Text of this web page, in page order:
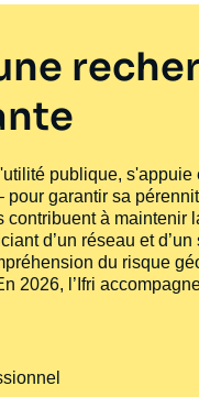
publique,
pour garantir sa
contribuent à maintenir
d’un réseau et
du risque
2026, l’Ifri